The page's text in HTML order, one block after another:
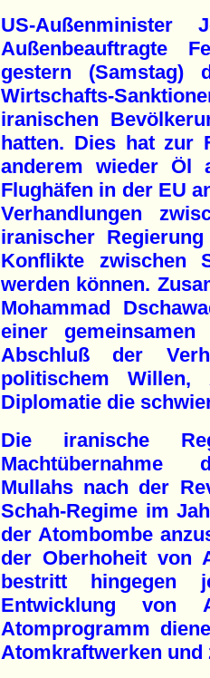
US-
Außenbeauftragte
gestern (Samstag)
Wirtschafts-
iranischen
hatten. Dies hat zur
anderem wieder Öl
Flughäfen in der EU
Verhandlungen
iranischer
Konflikte zwischen
werden können.
Mohammad
einer
Abschluß der
politischem Willen,
Diplomatie die
Die iranische
Machtübernahme
Mullahs nach der
Schah-Regime im
der Atombombe
der Oberhoheit von
bestritt hingegen
Entwicklung von
Atomprogramm
Atomkraftwerken und